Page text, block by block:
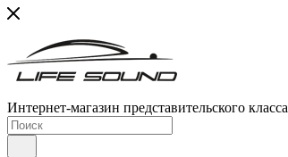
Интернет-магазин представительского класса